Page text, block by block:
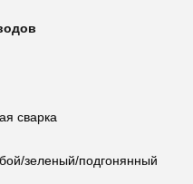
сварка
зеленый/подгонянный